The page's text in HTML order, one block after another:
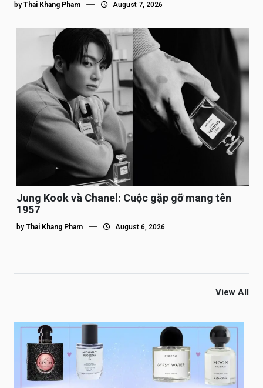
by Thai Khang Pham August 7, 2026
Jung Kook và Chanel: Cuộc gặp gỡ mang tên
1957
by Thai Khang Pham August 6, 2026
View All